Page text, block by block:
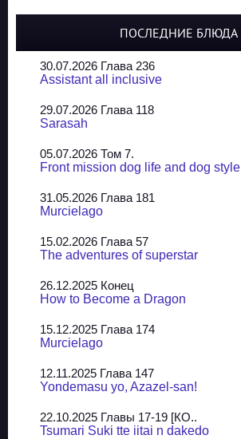
ПОСЛЕДНИЕ БЛЮДА
30.07.2026 Глава 236
Assistant all inclusive
29.07.2026 Глава 118
Sarasah
05.07.2026 Том 7.
Front mission dog life and dog style
31.05.2026 Глава 181
Murcielago
15.02.2026 Глава 57
The adventures of superstar
26.12.2025 Конец
How to Become a Dragon
15.12.2025 Глава 174
Murcielago
12.11.2025 Глава 147
Yondemasu yo, Azazel-san!
22.10.2025 Главы 17-19 [КО..
Tsumari Suki tte iitai n dakedo